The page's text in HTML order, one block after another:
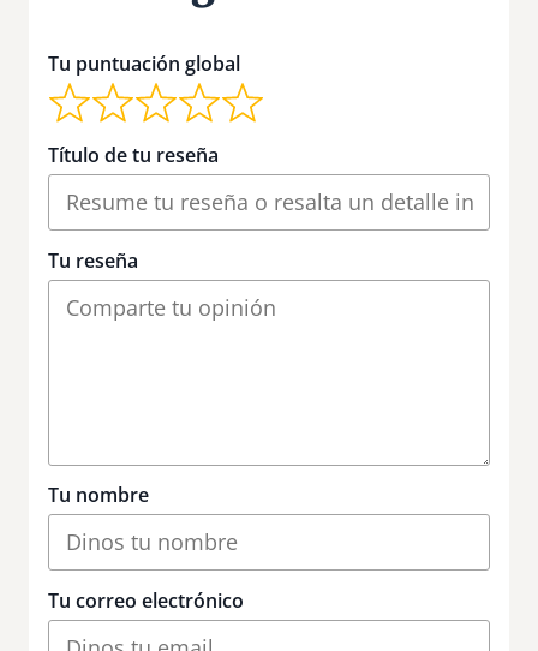
Tu puntuación global
Título de tu reseña
Tu reseña
Tu nombre
Tu correo electrónico